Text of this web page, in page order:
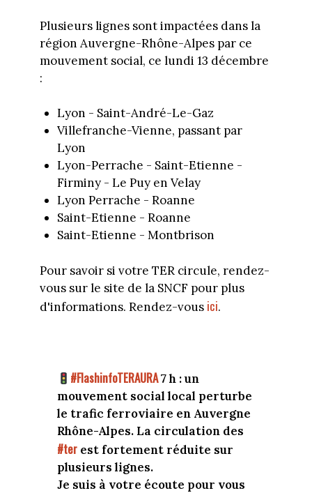
Plusieurs lignes sont impactées dans la
région Auvergne-Rhône-Alpes par ce
mouvement social, ce lundi 13 décembre
:
Lyon - Saint-André-Le-Gaz
Villefranche-Vienne, passant par
Lyon
Lyon-Perrache - Saint-Etienne -
Firminy - Le Puy en Velay
Lyon Perrache - Roanne
Saint-Etienne - Roanne
Saint-Etienne - Montbrison
Pour savoir si votre TER circule, rendez-
vous sur le site de la SNCF pour plus
d'informations. Rendez-vous ici.
#FlashinfoTERAURA7 h : un
mouvement social local perturbe
le trafic ferroviaire en Auvergne
Rhône-Alpes. La circulation des
#ter est fortement réduite sur
plusieurs lignes.
Je suis à votre écoute pour vous